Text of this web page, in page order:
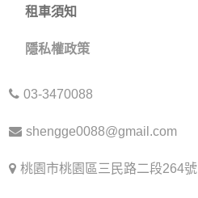
租車須知
隱私權政策
03-3470088
shengge0088@gmail.com
桃園市桃園區三民路二段264號